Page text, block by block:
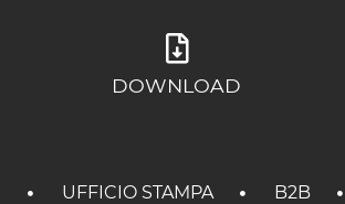
DOWNLOAD
UFFICIO STAMPA B2B